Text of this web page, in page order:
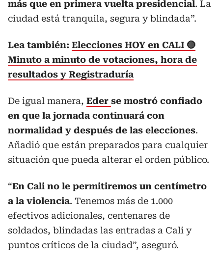
más que en primera vuelta presidencial. La
ciudad está tranquila, segura y blindada”.
Lea también: Elecciones HOY en CALI 🔴
Minuto a minuto de votaciones, hora de
resultados y Registraduría
De igual manera, Eder se mostró confiado
en que la jornada continuará con
normalidad y después de las elecciones.
Añadió que están preparados para cualquier
situación que pueda alterar el orden público.
“En Cali no le permitiremos un centímetro
a la violencia. Tenemos más de 1.000
efectivos adicionales, centenares de
soldados, blindadas las entradas a Cali y
puntos críticos de la ciudad”, aseguró.